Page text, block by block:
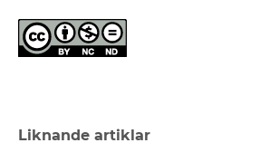
Liknande artiklar